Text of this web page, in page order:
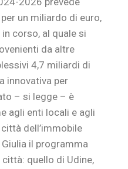
un miliardo di euro,
corso, al quale si
da altre
4,7 miliardi di
innovativa per
– si legge – è
agli enti locali e agli
dell’immobile
il programma
città: quello di Udine,